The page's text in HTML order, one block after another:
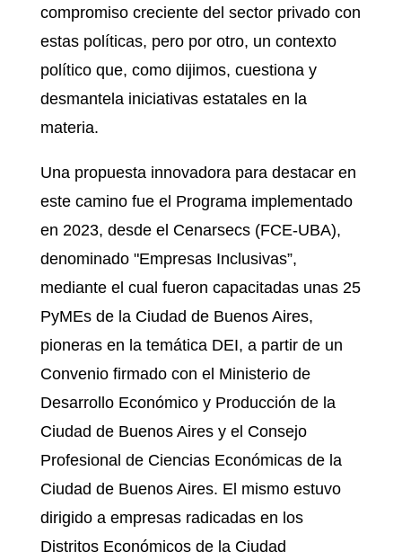
compromiso creciente del sector privado con
estas políticas, pero por otro, un contexto
político que, como dijimos, cuestiona y
desmantela iniciativas estatales en la
materia.​
Una propuesta innovadora para destacar en
este camino fue el Programa implementado
en 2023, desde el Cenarsecs (FCE-UBA),
denominado "Empresas Inclusivas”,
mediante el cual fueron capacitadas unas 25
PyMEs de la Ciudad de Buenos Aires,
pioneras en la temática DEI, a partir de un
Convenio firmado con el Ministerio de
Desarrollo Económico y Producción de la
Ciudad de Buenos Aires y el Consejo
Profesional de Ciencias Económicas de la
Ciudad de Buenos Aires. El mismo estuvo
dirigido a empresas radicadas en los
Distritos Económicos de la Ciudad